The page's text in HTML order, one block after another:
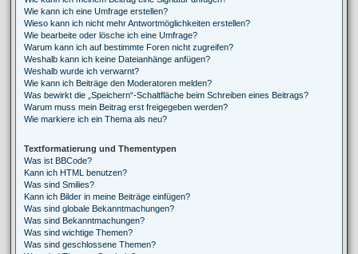
Wie kann ich eine Umfrage erstellen?
Wieso kann ich nicht mehr Antwortmöglichkeiten erstellen?
Wie bearbeite oder lösche ich eine Umfrage?
Warum kann ich auf bestimmte Foren nicht zugreifen?
Weshalb kann ich keine Dateianhänge anfügen?
Weshalb wurde ich verwarnt?
Wie kann ich Beiträge den Moderatoren melden?
Was bewirkt die „Speichern“-Schaltfläche beim Schreiben eines Beitrags?
Warum muss mein Beitrag erst freigegeben werden?
Wie markiere ich ein Thema als neu?
Textformatierung und Thementypen
Was ist BBCode?
Kann ich HTML benutzen?
Was sind Smilies?
Kann ich Bilder in meine Beiträge einfügen?
Was sind globale Bekanntmachungen?
Was sind Bekanntmachungen?
Was sind wichtige Themen?
Was sind geschlossene Themen?